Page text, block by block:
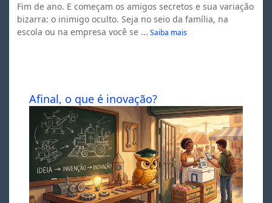
Fim de ano. E começam os amigos secretos e sua variação
bizarra: o inimigo oculto. Seja no seio da família, na
escola ou na empresa você se ... Saiba mais
Afinal, o que é inovação?